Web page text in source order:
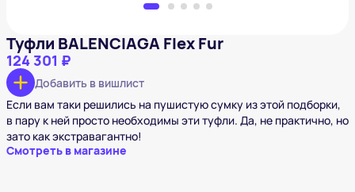
Туфли BALENCIAGA Flex Fur
124 301 ₽
Добавить в вишлист
Если вам таки решились на пушистую сумку из этой подборки,
в пару к ней просто необходимы эти туфли. Да, не практично, но
зато как экстравагантно!
Смотреть в магазине